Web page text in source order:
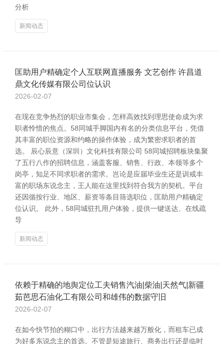
分析
新闻动态
匡助用户精确定个人互联网直播服务 文艺创作 许昌道
鼎文化传媒有限公司位认识
2026-02-07
在现在竞争热烈的职业市集会，怎样高效找到理思使命成为求
职者怜惜的焦点。58同城手脚国内有名的分类信息平台，凭借
其丰富的职位资源和约略的操作体验，成为繁密求职者的首
选。 辰心辰意（深圳）文化科技有限公司 58同城招聘板块集聚
了五行八作的招聘信息，涵盖客服、销售、行政、本领等多个
岗亭，知足不同求职者的需求。岂论是应届毕业生还是训戒丰
富的职场东说念主，王人能在这里找到符合我方的契机。平台
还因循按行业、地区、薪资等条目筛选职位，匡助用户精确定
位认识。 此外，58同城驻扎用户体验，提供一键送达、在线疏
导
新闻动态
依赖于精确的地舆定位工夫销售汽油|柴油|天然气|新疆
茹芭思石油化工有限公司和雄伟的数据守旧
2026-02-07
在如今快节拍的糊口中，出行方法越来越万般化，而租车已成
为好多东说念主的首选。不管是短途旅行、商务出行还是临时